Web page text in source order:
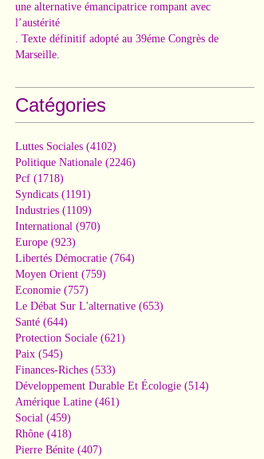
une alternative émancipatrice rompant avec
l’austérité
. Texte définitif adopté au 39éme Congrès de
Marseille.
Catégories
Luttes Sociales (4102)
Politique Nationale (2246)
Pcf (1718)
Syndicats (1191)
Industries (1109)
International (970)
Europe (923)
Libertés Démocratie (764)
Moyen Orient (759)
Economie (757)
Le Débat Sur L'alternative (653)
Santé (644)
Protection Sociale (621)
Paix (545)
Finances-Riches (533)
Développement Durable Et Écologie (514)
Amérique Latine (461)
Social (459)
Rhône (418)
Pierre Bénite (407)